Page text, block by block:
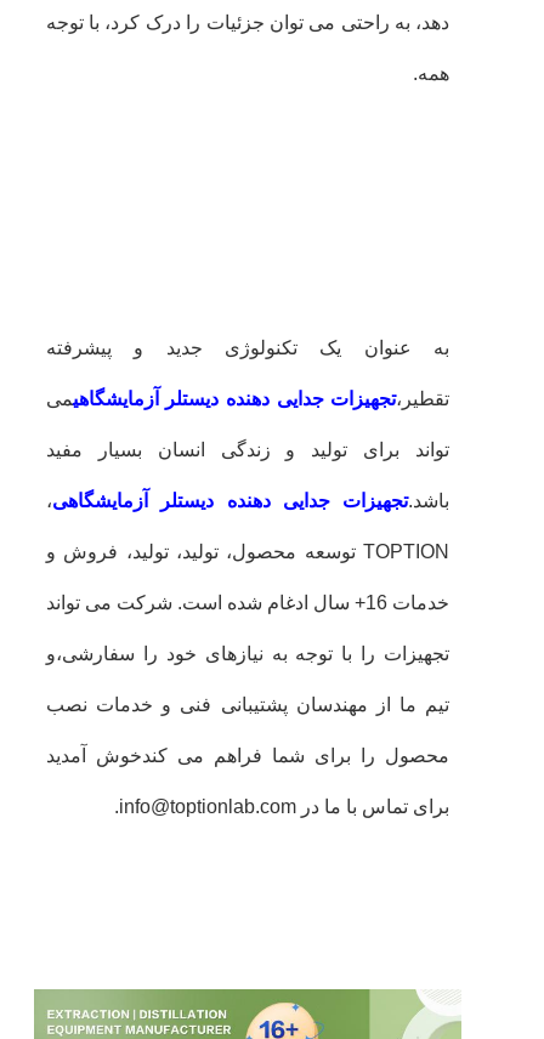
دهد، به راحتی می توان جزئیات را درک کرد، با توجه
همه.
به عنوان یک تکنولوژی جدید و پیشرفته
تقطیر،تجهیزات جدایی دهنده دیستلر آزمایشگاهیمی
تواند برای تولید و زندگی انسان بسیار مفید
باشد.تجهیزات جدایی دهنده دیستلر آزمایشگاهی،
TOPTION توسعه محصول، تولید، تولید، فروش و
خدمات 16+ سال ادغام شده است. شرکت می تواند
تجهیزات را با توجه به نیازهای خود را سفارشی،و
تیم ما از مهندسان پشتیبانی فنی و خدمات نصب
محصول را برای شما فراهم می کندخوش آمدید
برای تماس با ما در info@toptionlab.com.